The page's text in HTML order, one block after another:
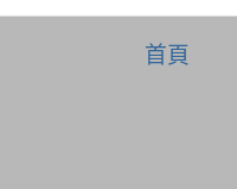
首頁